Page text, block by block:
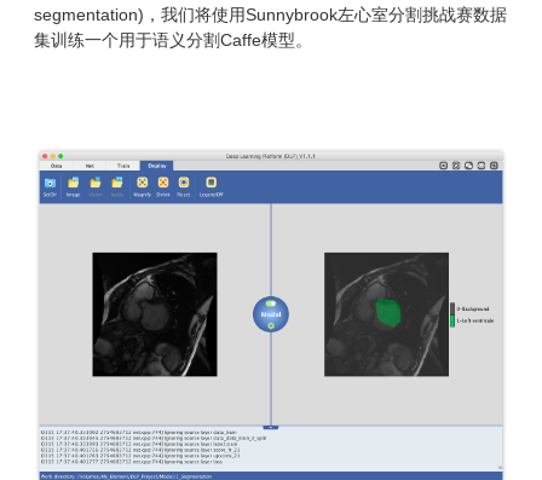
segmentation)，我们将使用Sunnybrook左心室分割挑战赛数据
集训练一个用于语义分割Caffe模型。